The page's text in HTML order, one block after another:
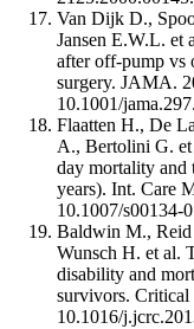
Van Dijk D.,
Jansen E.W.L. et
after off-pump vs
surgery. JAMA.
10.1001/
Flaatten H., De
A., Bertolini G.
day mortality and
years). Int. Care
10.1007/s00134-
Baldwin M., Reid
Wunsch H. et al.
disability and
survivors.
10.1016/